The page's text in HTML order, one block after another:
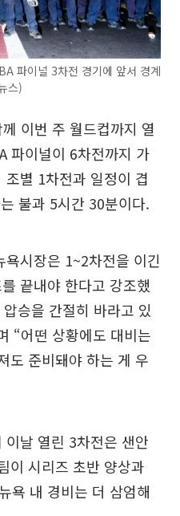
파이널 3차전 경기에 앞서 경계
스)
이번 주 월드컵까지 열
파이널이 6차전까지 가
별 1차전과 일정이 겹
불과 5시간 30분이다.
시장은 1~2차전을 이긴
끝내야 한다고 강조했
승을 간절히 바라고 있
“어떤 상황에도 대비는
도 준비돼야 하는 게 우
날 열린 3차전은 샌안
이 시리즈 초반 양상과
욕 내 경비는 더 삼엄해